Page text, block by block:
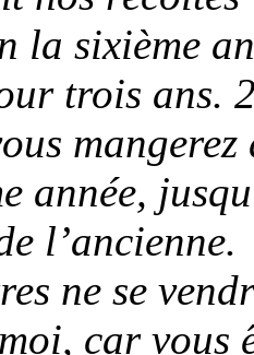
la sixième
trois ans.
année,
l’ancienne.
ne se
car vous